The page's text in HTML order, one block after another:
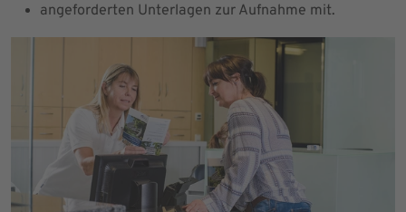
angeforderten Unterlagen zur Aufnahme mit.